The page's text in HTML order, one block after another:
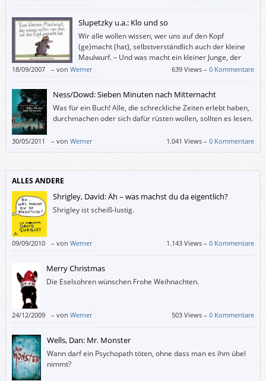
Slupetzky u.a.: Klo und so
Wir alle wollen wissen, wer uns auf den Kopf
(ge)macht (hat), selbstverständlich auch der kleine
Maulwurf. – Und was macht ein kleiner Junge, der
schon allein aufs Klo gehen kann, wenn dieses (etwa
von seinem lesenden Bruder) viel zu lange okkupiert wird? Richtig: Er
scheißt drauf.
18/09/2007 – von Werner 639 Views –0 Kommentare
Ness/Dowd: Sieben Minuten nach Mitternacht
Was für ein Buch! Alle, die schreckliche Zeiten erlebt haben,
durchmachen oder sich dafür rüsten wollen, sollten es lesen.
30/05/2011 – von Werner 1.041 Views –0 Kommentare
ALLES ANDERE
Shrigley, David: Äh – was machst du da eigentlich?
Shrigley ist scheiß-lustig.
09/09/2010 – von Werner 1.143 Views –0 Kommentare
Merry Christmas
Die Eselsohren wünschen Frohe Weihnachten.
24/12/2009 – von Werner 503 Views –0 Kommentare
Wells, Dan: Mr. Monster
Wann darf ein Psychopath töten, ohne dass man es ihm übel
nimmt?